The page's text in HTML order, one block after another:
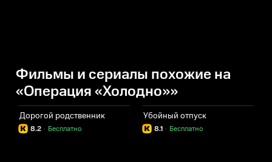
Фильмы и сериалы похожие на
«Операция «Холодно»»
Дорогой родственник
8.2 Бесплатно
·
Убойный отпуск
8.1 Бесплатно
·